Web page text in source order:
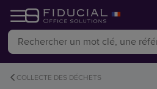
COLLECTE DES DÉCHETS